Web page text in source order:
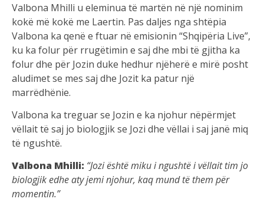
Valbona Mhilli u eleminua të martën në një nominim
kokë më kokë me Laertin. Pas daljes nga shtëpia
Valbona ka qenë e ftuar në emisionin “Shqipëria Live”,
ku ka folur për rrugëtimin e saj dhe mbi të gjitha ka
folur dhe për Jozin duke hedhur njëherë e mirë posht
aludimet se mes saj dhe Jozit ka patur një
marrëdhënie.
Valbona ka treguar se Jozin e ka njohur nëpërmjet
vëllait të saj jo biologjik se Jozi dhe vëllai i saj janë miq
të ngushtë.
Valbona Mhilli: “Jozi është miku i ngushtë i vëllait tim jo
biologjik edhe aty jemi njohur, kaq mund të them për
momentin.”